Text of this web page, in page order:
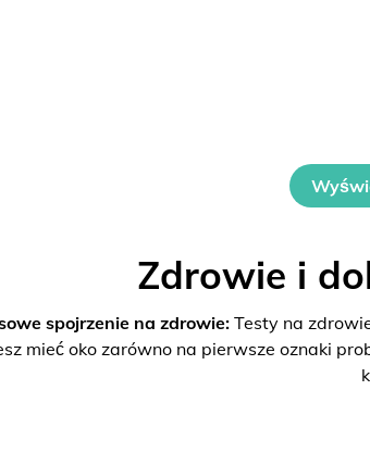
Zdrowie i
spojrzenie na zdrowie: Testy na
mieć oko zarówno na pierwsze oznaki